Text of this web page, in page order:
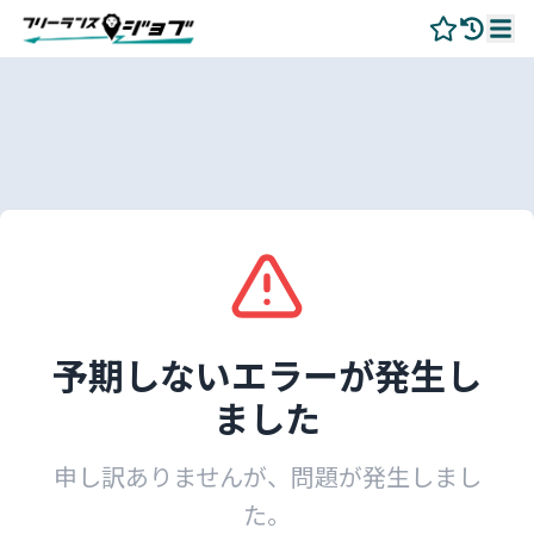
予期しないエラーが発生し
ました
申し訳ありませんが、問題が発生しまし
た。